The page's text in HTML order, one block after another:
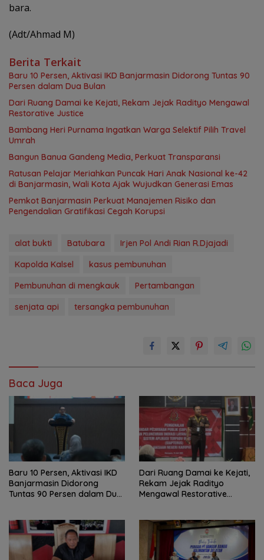
bara.
(Adt/Ahmad M)
Berita Terkait
Baru 10 Persen, Aktivasi IKD Banjarmasin Didorong Tuntas 90
Persen dalam Dua Bulan
Dari Ruang Damai ke Kejati, Rekam Jejak Radityo Mengawal
Restorative Justice
Bambang Heri Purnama Ingatkan Warga Selektif Pilih Travel
Umrah
Bangun Banua Gandeng Media, Perkuat Transparansi
Ratusan Pelajar Meriahkan Puncak Hari Anak Nasional ke-42
di Banjarmasin, Wali Kota Ajak Wujudkan Generasi Emas
Pemkot Banjarmasin Perkuat Manajemen Risiko dan
Pengendalian Gratifikasi Cegah Korupsi
alat bukti Batubara
Irjen Pol Andi Rian R.Djajadi
Kapolda Kalsel
kasus pembunuhan
Pembunuhan di mengkauk
Pertambangan
senjata api
tersangka pembunuhan
Baca Juga
Baru 10 Persen, Aktivasi IKD
Banjarmasin Didorong
Tuntas 90 Persen dalam Dua
Dari Ruang Damai ke Kejati,
Rekam Jejak Radityo
Mengawal Restorative